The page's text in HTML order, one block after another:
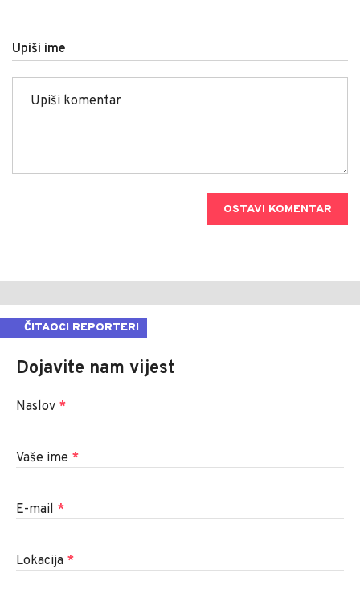
Upiši ime
OSTAVI KOMENTAR
ČITAOCI REPORTERI
Dojavite nam vijest
Naslov *
Vaše ime *
E-mail *
Lokacija *